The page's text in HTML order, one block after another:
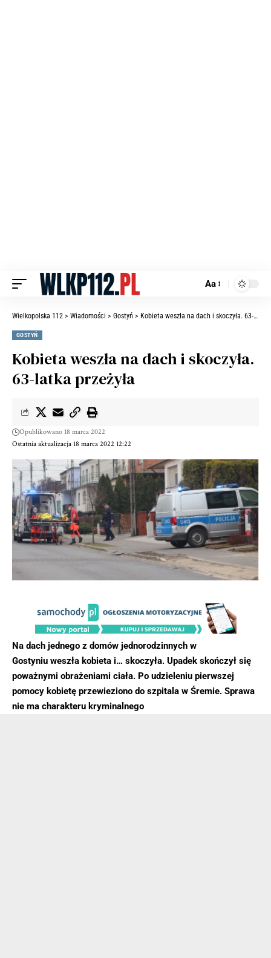
Aa
Wielkopolska 112 > Wiadomości > Gostyń > Kobieta weszła na dach i skoczyła. 63-latka przeżyła
GOSTYŃ
Kobieta weszła na dach i skoczyła.
63-latka przeżyła
Ostatnia aktualizacja 18 marca 2022 12:22
Opublikowano 18 marca 2022
Na dach jednego z domów jednorodzinnych w
Gostyniu weszła kobieta i… skoczyła. Upadek skończył się
poważnymi obrażeniami ciała. Po udzieleniu pierwszej
pomocy kobietę przewieziono do szpitala w Śremie. Sprawa
nie ma charakteru kryminalnego